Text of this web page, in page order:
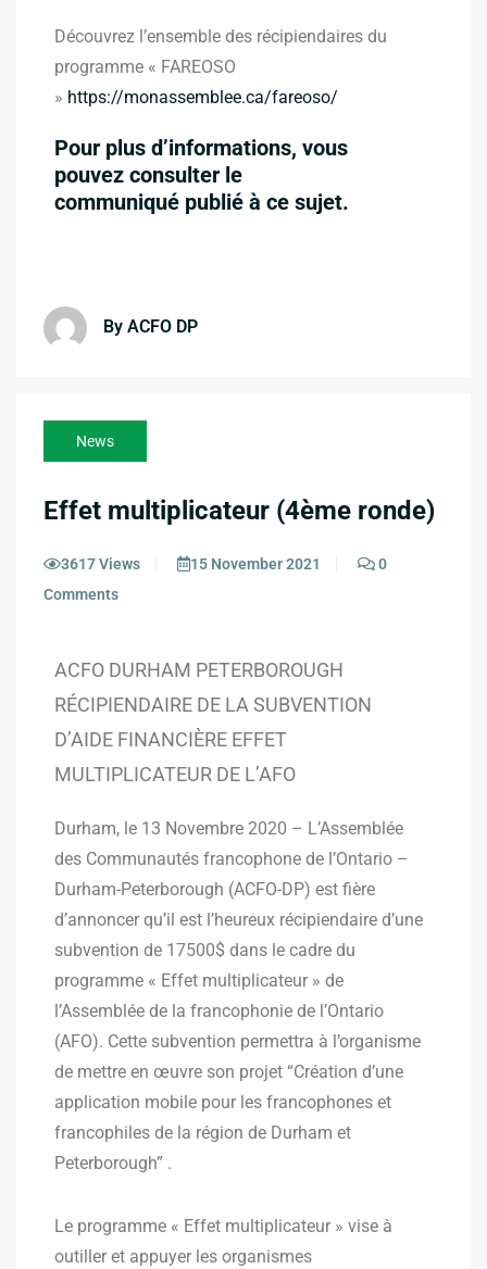
Découvrez l’ensemble des récipiendaires du
programme « FAREOSO
» https://monassemblee.ca/fareoso/
Pour plus d’informations, vous
pouvez consulter le
communiqué publié à ce sujet.
By ACFO DP
News
Effet multiplicateur (4ème ronde)
3617 Views 15 November 2021
0
Comments
ACFO DURHAM PETERBOROUGH
RÉCIPIENDAIRE DE LA SUBVENTION
D’AIDE FINANCIÈRE EFFET
MULTIPLICATEUR DE L’AFO
Durham, le 13 Novembre 2020 – L’Assemblée
des Communautés francophone de l’Ontario –
Durham-Peterborough (ACFO-DP) est fière
d’annoncer qu’il est l’heureux récipiendaire d’une
subvention de 17500$ dans le cadre du
programme « Effet multiplicateur » de
l’Assemblée de la francophonie de l’Ontario
(AFO). Cette subvention permettra à l’organisme
de mettre en œuvre son projet “Création d’une
application mobile pour les francophones et
francophiles de la région de Durham et
Peterborough” .
Le programme « Effet multiplicateur » vise à
outiller et appuyer les organismes